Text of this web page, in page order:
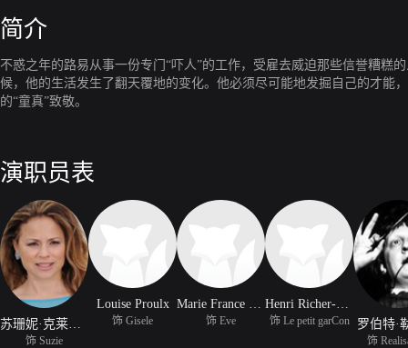
简介
不惑之年的路易从事一份专门“吓人”的工作，受雇去威迫那些信誉糟糕
候，他的生活发生了翻天覆地的变化。他必须尽可能地发掘自己的才能
的“童真”致敬。
演职员表
饰 Suzie
Louise Proulx
饰 Gisele
Marie France Lambert
饰 Eve
Henri Richer-Picard
饰 Le petit garCon 罗伯特·
饰